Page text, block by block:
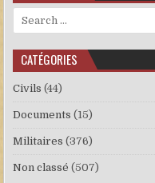
Search for:
CATÉGORIES
Civils (44)
Documents (15)
Militaires (376)
Non classé (507)